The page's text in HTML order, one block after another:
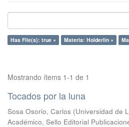
Has File(s): true × Materia: Holderlin ×
Mostrando ítems 1-1 de 1
Tocados por la luna
Sosa Osorio, Carlos (Universidad de
Académico, Sello Editorial